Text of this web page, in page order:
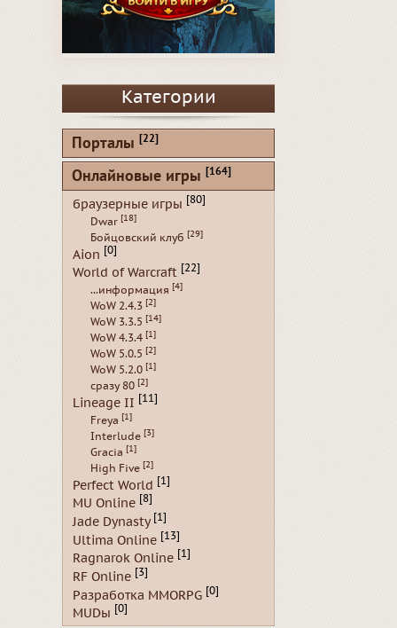
Категории
Порталы [22]
Онлайновые игры [164]
браузерные игры [80]
Dwar [18]
Бойцовский клуб [29]
Aion [0]
World of Warcraft [22]
...информация [4]
WoW 2.4.3 [2]
WoW 3.3.5 [14]
WoW 4.3.4 [1]
WoW 5.0.5 [2]
WoW 5.2.0 [1]
сразу 80 [2]
Lineage II [11]
Freya [1]
Interlude [3]
Gracia [1]
High Five [2]
Perfect World [1]
MU Online [8]
Jade Dynasty [1]
Ultima Online [13]
Ragnarok Online [1]
RF Online [3]
Разработка MMORPG [0]
MUDы [0]